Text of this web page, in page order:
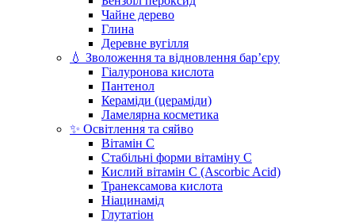
Чайне дерево
Глина
Деревне вугілля
💧 Зволоження та відновлення бар’єру
Гіалуронова кислота
Пантенол
Кераміди (цераміди)
Ламелярна косметика
✨ Освітлення та сяйво
Вітамін С
Стабільні форми вітаміну С
Кислий вітамін С (Ascorbic Acid)
Транексамова кислота
Ніацинамід
Глутатіон